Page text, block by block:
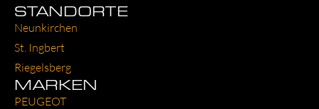
STANDORTE
Neun­kir­chen
St. Ing­bert
Rie­gels­berg
MARKEN
PEU­GEOT